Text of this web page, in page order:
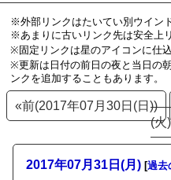
※外部リンクはたいてい別ウイン
※あまりに古いリンク先は安全上
※固定リンクは星のアイコンに仕込
※更新は日付の前日の夜と当日の
ンクを追加することもあります。
«前(2017年07月30日(日))
(火
2017年07月31日(月) [過去